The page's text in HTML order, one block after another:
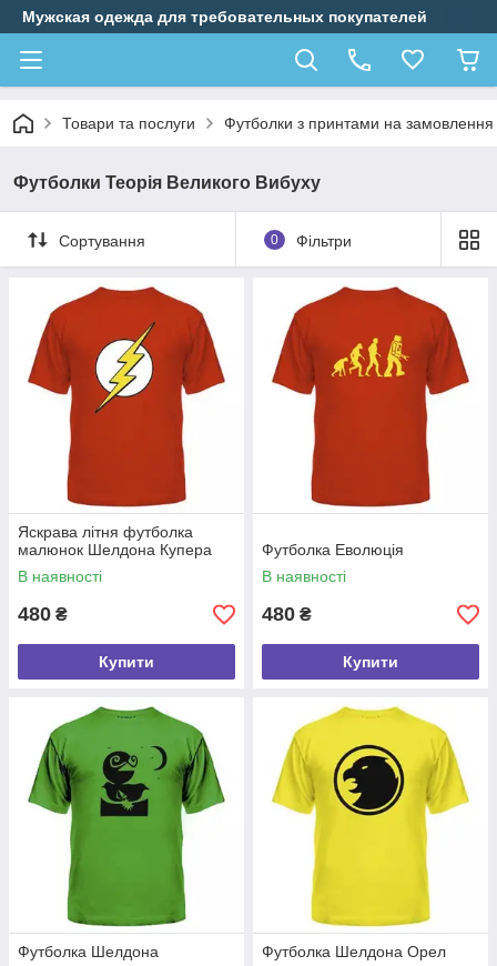
Мужская одежда для требовательных покупателей
Товари та послуги Футболки з принтами на замовлення
Футболки Теорія Великого Вибуху
Сортування 0 Фільтри
Яскрава літня футболка
малюнок Шелдона Купера
В наявності
480 ₴
Купити
Футболка Еволюція
В наявності
480 ₴
Купити
Футболка Шелдона
Футболка Шелдона Орел